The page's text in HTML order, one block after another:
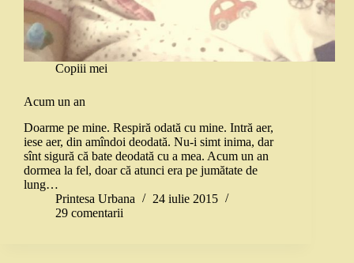
Copiii mei
Acum un an
Doarme pe mine. Respiră odată cu mine. Intră aer,
iese aer, din amîndoi deodată. Nu-i simt inima, dar
sînt sigură că bate deodată cu a mea. Acum un an
dormea la fel, doar că atunci era pe jumătate de
lung…
Printesa Urbana
24 iulie 2015
29 comentarii